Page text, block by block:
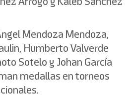
Mendoza Mendoza,
Humberto Valverde
Sotelo y Johan García
medallas en torneos